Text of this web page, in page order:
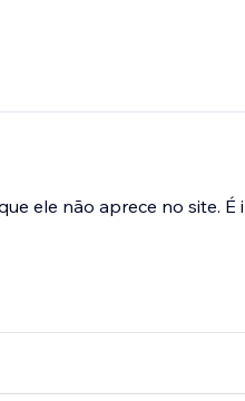
ele não aprece no site. É